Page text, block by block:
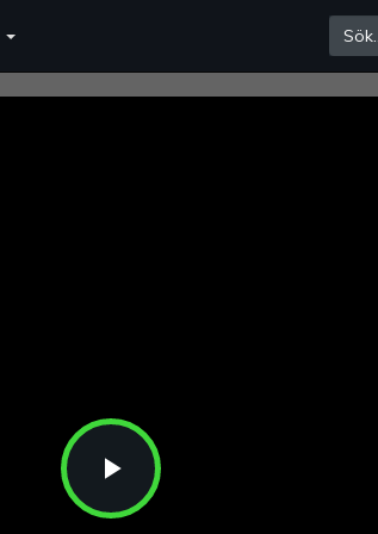
Play